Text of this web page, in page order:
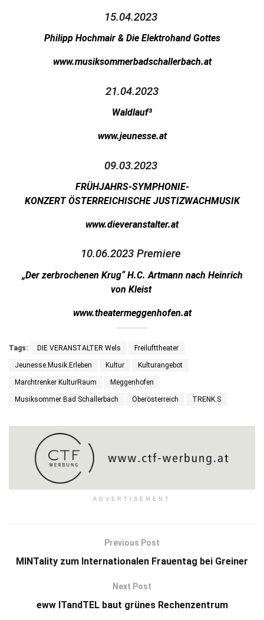
15.04.2023
Philipp Hochmair & Die Elektrohand Gottes
www.musiksommerbadschallerbach.at
21.04.2023
Waldlauf³
www.jeunesse.at
09.03.2023
FRÜHJAHRS-SYMPHONIE-
KONZERT ÖSTERREICHISCHE JUSTIZWACHMUSIK
www.dieveranstalter.at
10.06.2023 Premiere
„Der zerbrochenen Krug“ H.C. Artmann nach Heinrich
von Kleist
www.theatermeggenhofen.at
Tags: DIE VERANSTALTER Wels Freilufttheater
Jeunesse.Musik.Erleben Kultur Kulturangebot
Marchtrenker KulturRaum Meggenhofen
Musiksommer Bad Schallerbach Öberösterreich TRENK.S
ADVERTISEMENT
Previous Post
MINTality zum Internationalen Frauentag bei Greiner
Next Post
eww ITandTEL baut grünes Rechenzentrum